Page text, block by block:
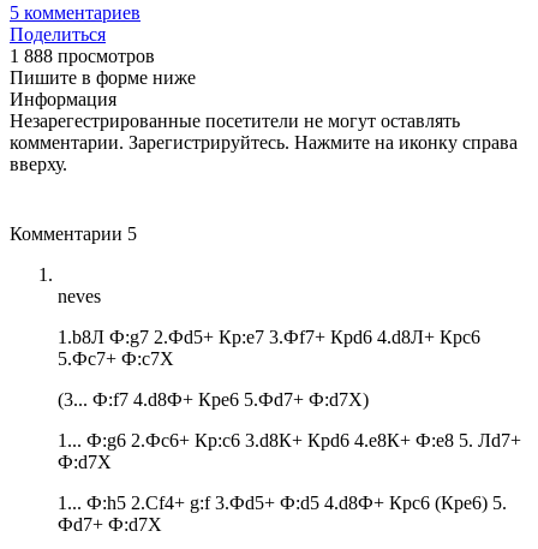
5 комментариев
Поделиться
1 888 просмотров
Пишите в форме ниже
Информация
Незарегестрированные посетители не могут оставлять
комментарии. Зарегистрируйтесь. Нажмите на иконку справа
вверху.
Комментарии 5
neves
1.b8Л Ф:g7 2.Фd5+ Кр:e7 3.Фf7+ Крd6 4.d8Л+ Крc6
5.Фc7+ Ф:c7X
(3... Ф:f7 4.d8Ф+ Крe6 5.Фd7+ Ф:d7X)
1... Ф:g6 2.Фc6+ Кр:c6 3.d8К+ Крd6 4.e8К+ Ф:e8 5. Лd7+
Ф:d7X
1... Ф:h5 2.Сf4+ g:f 3.Фd5+ Ф:d5 4.d8Ф+ Крc6 (Крe6) 5.
Фd7+ Ф:d7X